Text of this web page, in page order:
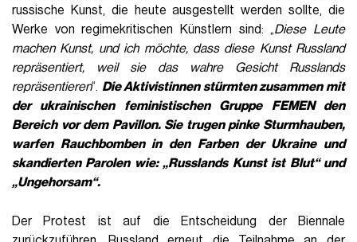
russische Kunst, die heute ausgestellt werden sollte, die
Werke von regimekritischen Künstlern sind: „Diese Leute
machen Kunst, und ich möchte, dass diese Kunst Russland
repräsentiert, weil sie das wahre Gesicht Russlands
repräsentieren“. Die Aktivistinnen stürmten zusammen mit
der ukrainischen feministischen Gruppe FEMENden
Bereich vor dem Pavillon. Sie trugen pinke Sturmhauben,
warfen Rauchbomben in den Farben der Ukraine und
skandierten Parolen wie: „Russlands Kunst ist Blut“ und
„Ungehorsam“.
Der Protest ist auf die Entscheidung der Biennale